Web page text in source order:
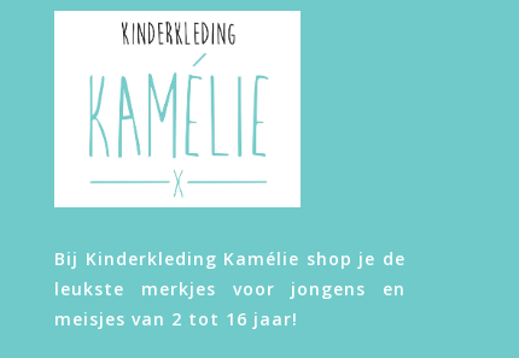
Bij Kinderkleding Kamélie shop je de
leukste merkjes voor jongens en
meisjes van 2 tot 16 jaar!